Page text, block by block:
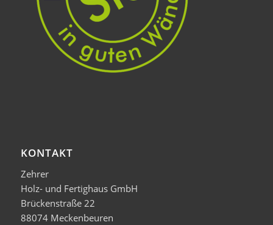
KONTAKT
Zehrer
Holz- und Fertighaus GmbH
Brückenstraße 22
88074 Meckenbeuren